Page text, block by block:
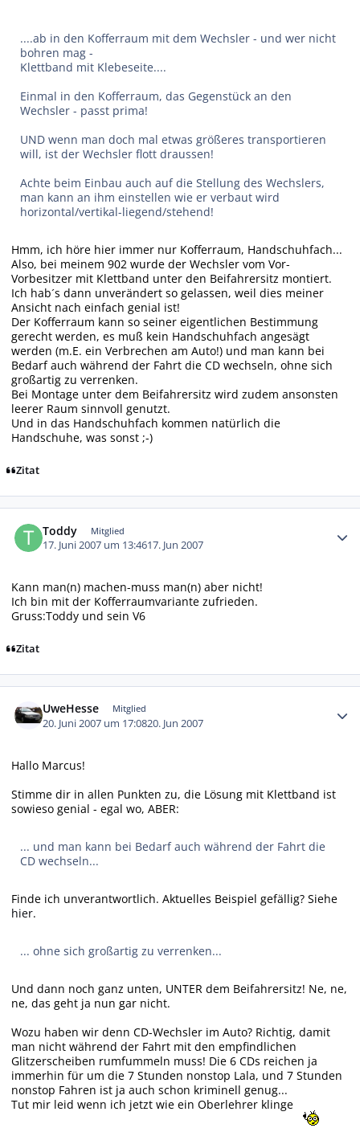
....ab in den Kofferraum mit dem Wechsler - und wer nicht
bohren mag -
Klettband mit Klebeseite....
Einmal in den Kofferraum, das Gegenstück an den
Wechsler - passt prima!
UND wenn man doch mal etwas größeres transportieren
will, ist der Wechsler flott draussen!
Achte beim Einbau auch auf die Stellung des Wechslers,
man kann an ihm einstellen wie er verbaut wird
horizontal/vertikal-liegend/stehend!
Hmm, ich höre hier immer nur Kofferraum, Handschuhfach...
Also, bei meinem 902 wurde der Wechsler vom Vor-
Vorbesitzer mit Klettband unter den Beifahrersitz montiert.
Ich hab´s dann unverändert so gelassen, weil dies meiner
Ansicht nach einfach genial ist!
Der Kofferraum kann so seiner eigentlichen Bestimmung
gerecht werden, es muß kein Handschuhfach angesägt
werden (m.E. ein Verbrechen am Auto!) und man kann bei
Bedarf auch während der Fahrt die CD wechseln, ohne sich
großartig zu verrenken.
Bei Montage unter dem Beifahrersitz wird zudem ansonsten
leerer Raum sinnvoll genutzt.
Und in das Handschuhfach kommen natürlich die
Handschuhe, was sonst ;-)
Zitat
Toddy Mitglied
17. Juni 2007 um 13:4617. Jun 2007
Kann man(n) machen-muss man(n) aber nicht!
Ich bin mit der Kofferraumvariante zufrieden.
Gruss:Toddy und sein V6
Zitat
UweHesse Mitglied
20. Juni 2007 um 17:0820. Jun 2007
Hallo Marcus!
Stimme dir in allen Punkten zu, die Lösung mit Klettband ist
sowieso genial - egal wo, ABER:
... und man kann bei Bedarf auch während der Fahrt die
CD wechseln...
Finde ich unverantwortlich. Aktuelles Beispiel gefällig? Siehe
hier.
... ohne sich großartig zu verrenken...
Und dann noch ganz unten, UNTER dem Beifahrersitz! Ne, ne,
ne, das geht ja nun gar nicht.
Wozu haben wir denn CD-Wechsler im Auto? Richtig, damit
man nicht während der Fahrt mit den empfindlichen
Glitzerscheiben rumfummeln muss! Die 6 CDs reichen ja
immerhin für um die 7 Stunden nonstop Lala, und 7 Stunden
nonstop Fahren ist ja auch schon kriminell genug...
Tut mir leid wenn ich jetzt wie ein Oberlehrer klinge